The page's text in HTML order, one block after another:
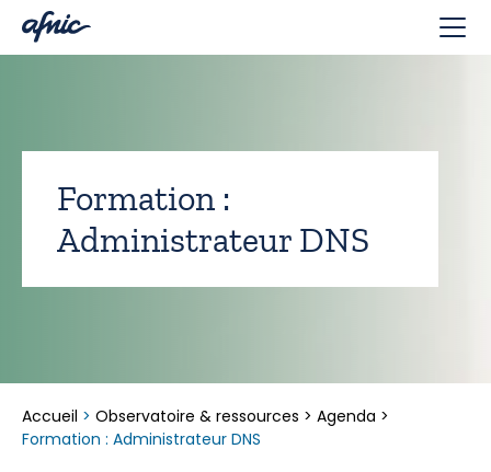
Formation :
Administrateur DNS
Accueil > Observatoire & ressources > Agenda >
Formation : Administrateur DNS
Panneau de gestion des cookies